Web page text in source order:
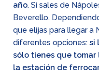
año. Si sales de
Beverello.
que elijas para llegar a
diferentes opciones: si
sólo tienes que
la estación de